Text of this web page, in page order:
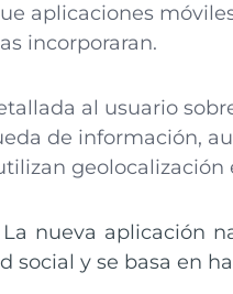
aplicaciones
incorporaran.
al usuario
de información,
geolocalización
La nueva aplicación
social y se basa en